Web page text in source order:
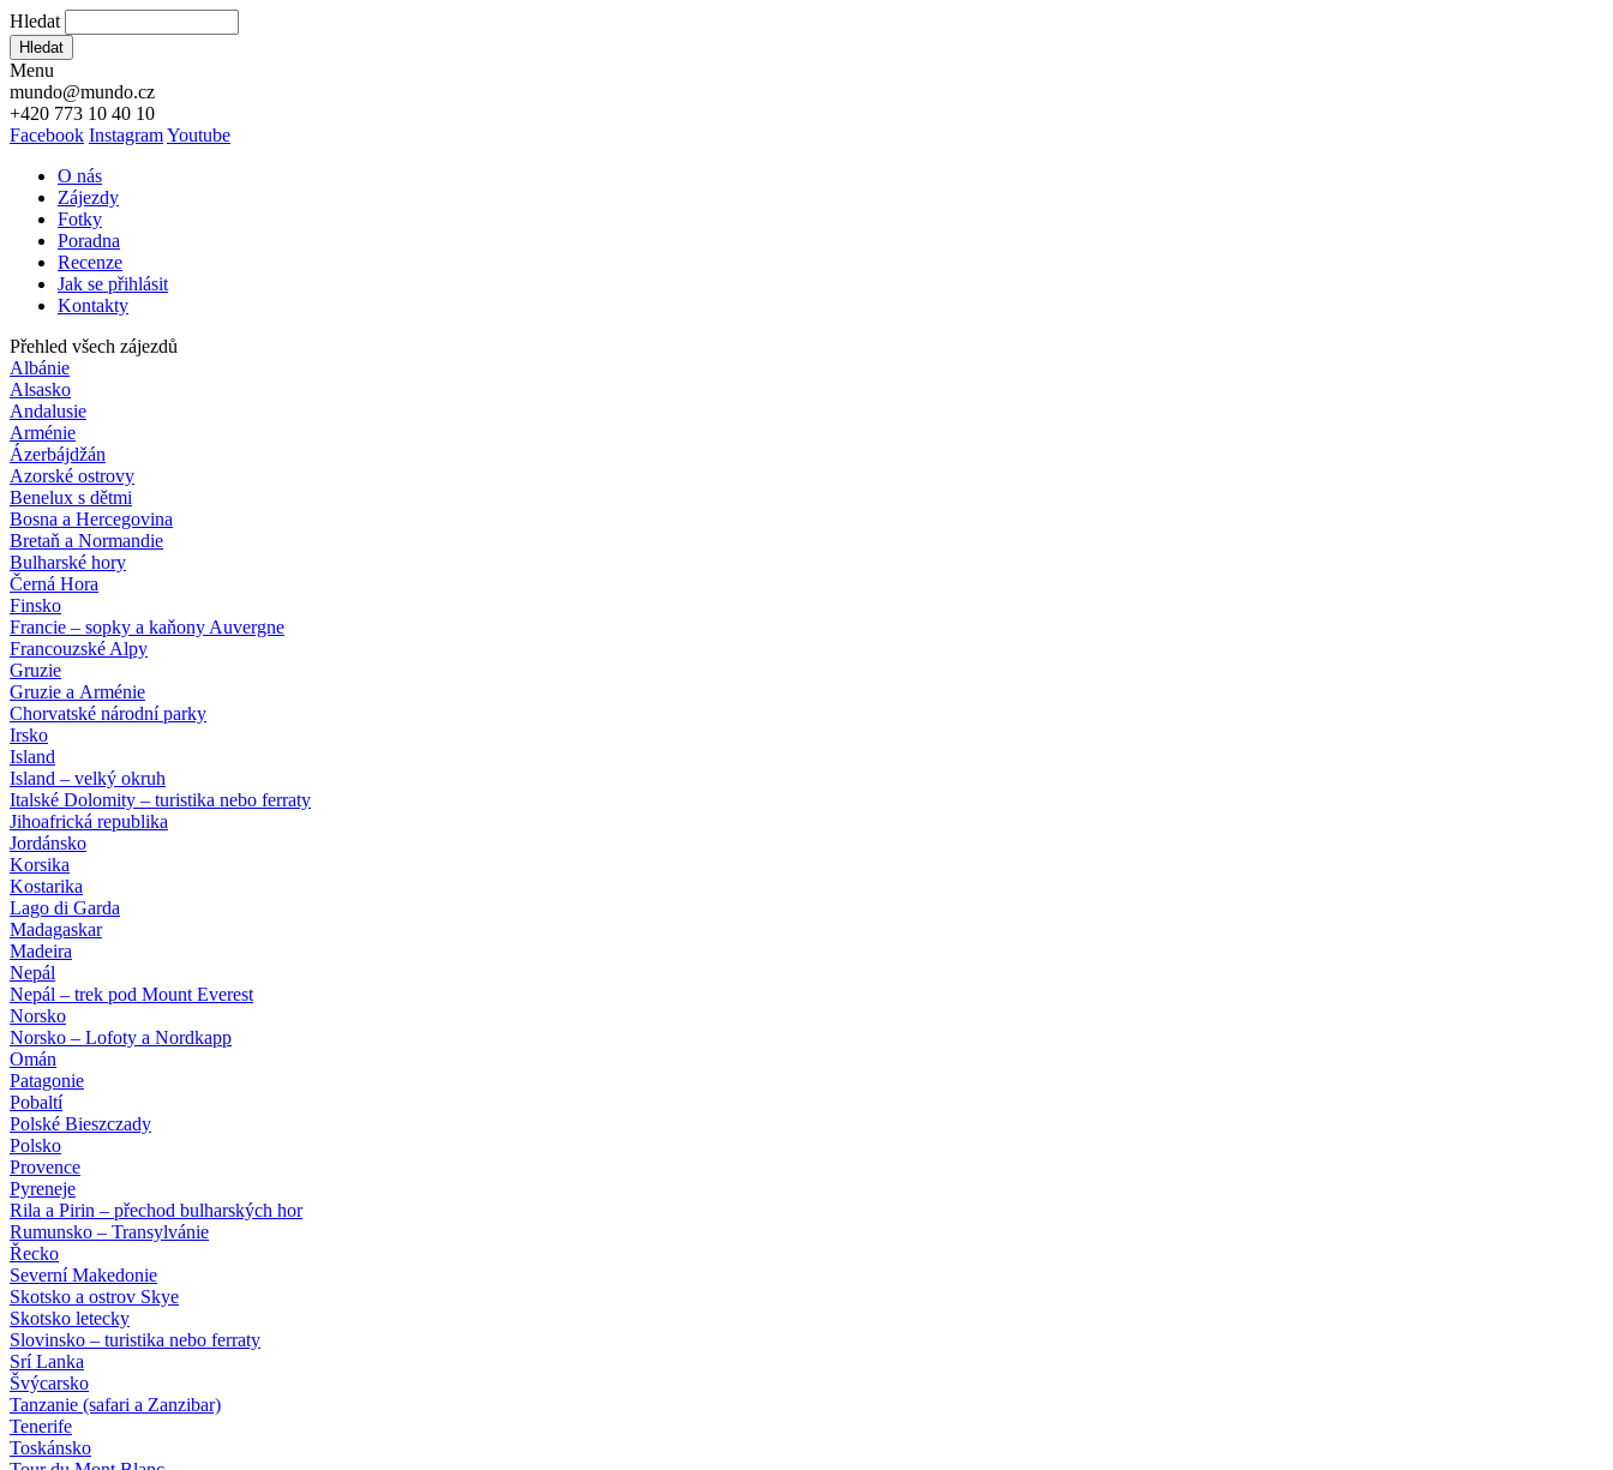
Hledat
Hledat
Menu
mundo@mundo.cz
+420 773 10 40 10
Facebook InstagramYoutube
O nás
Zájezdy
Fotky
Poradna
Recenze
Jak se přihlásit
Kontakty
Přehled všech zájezdů
Albánie
Alsasko
Andalusie
Arménie
Ázerbájdžán
Azorské ostrovy
Benelux s dětmi
Bosna a Hercegovina
Bretaň a Normandie
Bulharské hory
Černá Hora
Finsko
Francie – sopky a kaňony Auvergne
Francouzské Alpy
Gruzie
Gruzie a Arménie
Chorvatské národní parky
Irsko
Island
Island – velký okruh
Italské Dolomity – turistika nebo ferraty
Jihoafrická republika
Jordánsko
Korsika
Kostarika
Lago di Garda
Madagaskar
Madeira
Nepál
Nepál – trek pod Mount Everest
Norsko
Norsko – Lofoty a Nordkapp
Omán
Patagonie
Pobaltí
Polské Bieszczady
Polsko
Provence
Pyreneje
Rila a Pirin – přechod bulharských hor
Rumunsko – Transylvánie
Řecko
Severní Makedonie
Skotsko a ostrov Skye
Skotsko letecky
Slovinsko – turistika nebo ferraty
Srí Lanka
Švýcarsko
Tanzanie (safari a Zanzibar)
Tenerife
Toskánsko